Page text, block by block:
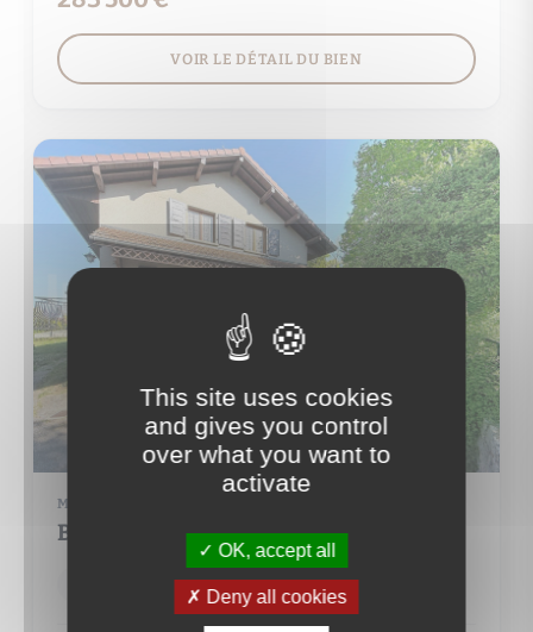
VOIR LE DÉTAIL DU BIEN
MAISON
BONNE (74380)
5 chambre(s)
This site uses cookies
and gives you control
over what you want to
activate
OK, accept all
Deny all cookies